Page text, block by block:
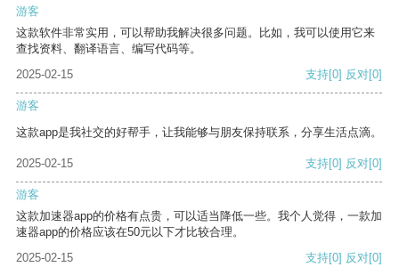
游客
这款软件非常实用，可以帮助我解决很多问题。比如，我可以使用它来
查找资料、翻译语言、编写代码等。
2025-02-15
支持[0] 反对[0]
游客
这款app是我社交的好帮手，让我能够与朋友保持联系，分享生活点滴。
2025-02-15 支持[0] 反对[0]
游客
这款加速器app的价格有点贵，可以适当降低一些。我个人觉得，一款加
速器app的价格应该在50元以下才比较合理。
2025-02-15
支持[0] 反对[0]